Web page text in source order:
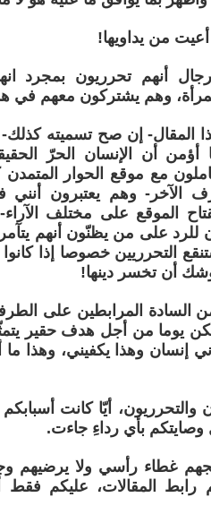
من يداويها!
أنهم تحرريون بمجرد
وهم يشتركون معهم في
المقال- إن صح تسميته كذلك-
أؤمن أن الإنسان الحرّ
مع موقع الحوار
الآخر- وهم يعتبرون أنني
الموقع على مختلف
للرد على من يظنّون أنهم
التحرريين خصوصا إذا
أن تخسر دينها!
السادة المرابطين على
يوما من أجل هدف حقير
إنسان وهذا يكفيني، وهذا
والتحرريون، أيّا كانت
بأي رداءِ جاءت.
غطاء رأسي ولا يرضيهم
رابط المقالات، عليكم